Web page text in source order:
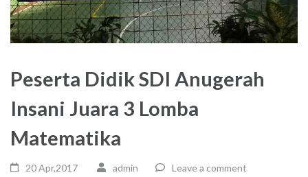
Peserta Didik SDI Anugerah
Insani Juara 3 Lomba
Matematika
20 Apr,2017 admin Leave a comment